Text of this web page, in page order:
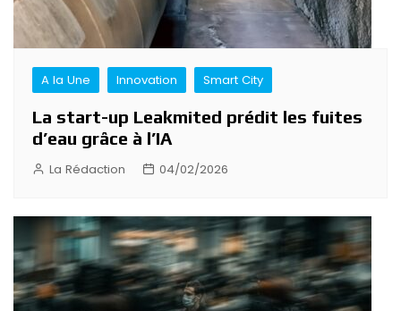
A la Une Innovation Smart City
La start-up Leakmited prédit les fuites
d’eau grâce à l’IA
La Rédaction 04/02/2026